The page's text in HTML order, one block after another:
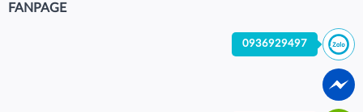
FANPAGE
0936929497